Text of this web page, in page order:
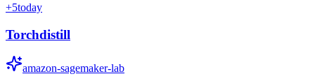
+5today
Torchdistill
amazon-sagemaker-lab